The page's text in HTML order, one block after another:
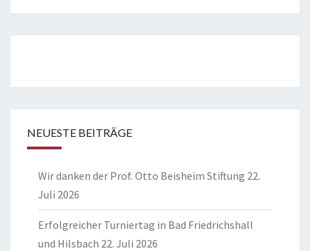
NEUESTE BEITRÄGE
Wir danken der Prof. Otto Beisheim Stiftung 22.
Juli 2026
Erfolgreicher Turniertag in Bad Friedrichshall
und Hilsbach 22. Juli 2026